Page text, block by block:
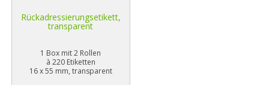
Rückadressierungsetikett,
transparent
1 Box mit 2 Rollen
à 220 Etiketten
16 x 55 mm, transparent